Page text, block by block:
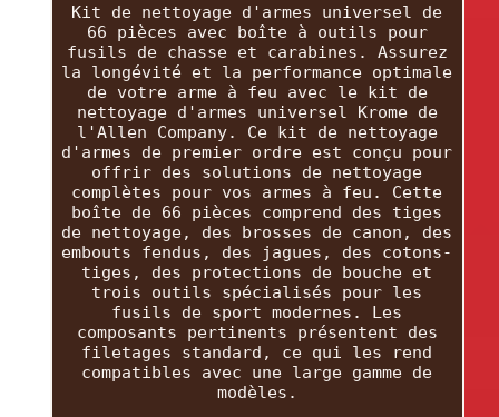
Kit de nettoyage d'armes universel de
66 pièces avec boîte à outils pour
fusils de chasse et carabines. Assurez
la longévité et la performance optimale
de votre arme à feu avec le kit de
nettoyage d'armes universel Krome de
l'Allen Company. Ce kit de nettoyage
d'armes de premier ordre est conçu pour
offrir des solutions de nettoyage
complètes pour vos armes à feu. Cette
boîte de 66 pièces comprend des tiges
de nettoyage, des brosses de canon, des
embouts fendus, des jagues, des cotons-
tiges, des protections de bouche et
trois outils spécialisés pour les
fusils de sport modernes. Les
composants pertinents présentent des
filetages standard, ce qui les rend
compatibles avec une large gamme de
modèles.